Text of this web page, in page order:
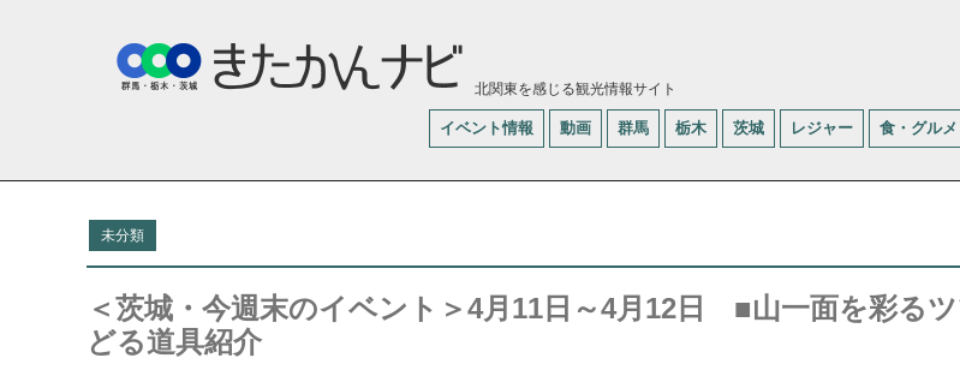
北関東を感じる観光情報サイト
イベント情報 動画 群馬 栃木 茨城 レジャー 食・グルメ
未分類
＜茨城・今週末のイベント＞4月11日～4月12日 ■山一面を彩る
どる道具紹介